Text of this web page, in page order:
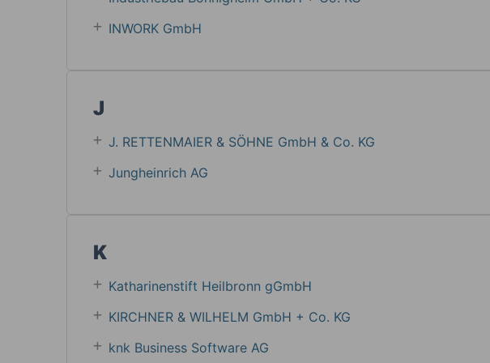
INWORK GmbH
J
J. RETTENMAIER & SÖHNE GmbH & Co. KG
Jungheinrich AG
K
Katharinenstift Heilbronn gGmbH
KIRCHNER & WILHELM GmbH + Co. KG
knk Business Software AG